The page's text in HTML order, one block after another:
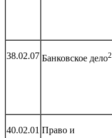
38.02.07 Банковское дело2
40.02.01 Право и